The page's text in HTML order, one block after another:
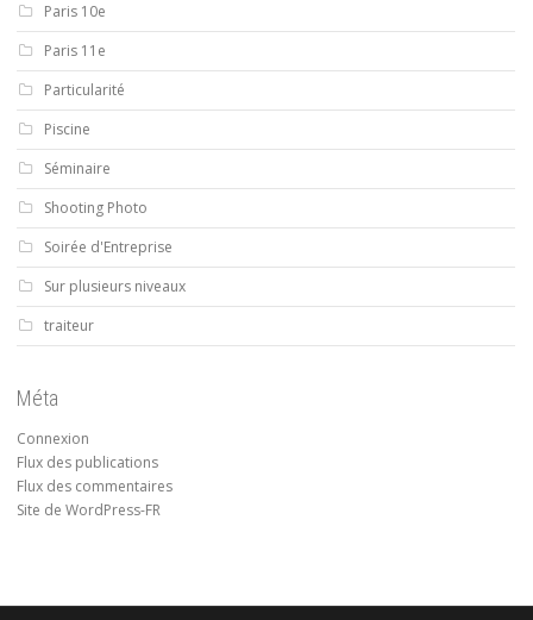
Paris 10e
Paris 11e
Particularité
Piscine
Séminaire
Shooting Photo
Soirée d'Entreprise
Sur plusieurs niveaux
traiteur
Méta
Connexion
Flux des publications
Flux des commentaires
Site de WordPress-FR